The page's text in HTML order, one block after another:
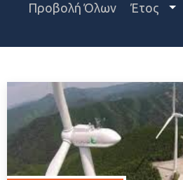
Προβολή Όλων Έτος